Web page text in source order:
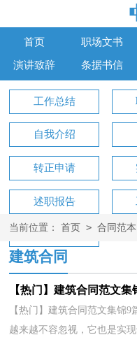
首页 职场文书
演讲致辞 条据书信
工作总结
自我介绍
转正申请
述职报告
工作方案
当前位置： 首页 > 合同范本
建筑合同
【热门】建筑合同范文集
【热门】建筑合同范文集锦
越来越不容忽视，它也是实